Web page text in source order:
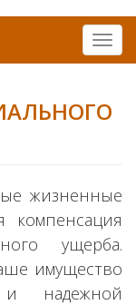
жизненные
компенсация
ущерба.
имущество
надежной